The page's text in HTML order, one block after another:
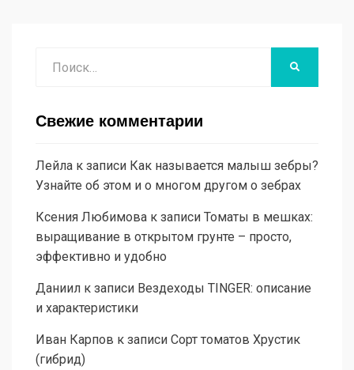
Свежие комментарии
Лейла к записи Как называется малыш зебры?
Узнайте об этом и о многом другом о зебрах
Ксения Любимова к записи Томаты в мешках:
выращивание в открытом грунте – просто,
эффективно и удобно
Даниил к записи Вездеходы TINGER: описание
и характеристики
Иван Карпов к записи Сорт томатов Хрустик
(гибрид)